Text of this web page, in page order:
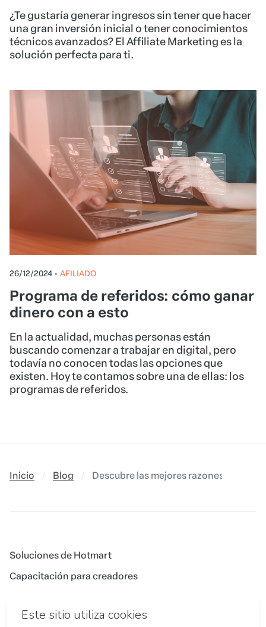
¿Te gustaría generar ingresos sin tener que hacer
una gran inversión inicial o tener conocimientos
técnicos avanzados? El Affiliate Marketing es la
solución perfecta para ti.
26/12/2024 • AFILIADO
Programa de referidos: cómo ganar
dinero con a esto
En la actualidad, muchas personas están
buscando comenzar a trabajar en digital, pero
todavía no conocen todas las opciones que
existen. Hoy te contamos sobre una de ellas: los
programas de referidos.
Inicio Blog Descubre las mejores razones para
Soluciones de Hotmart
Capacitación para creadores
Afiliado